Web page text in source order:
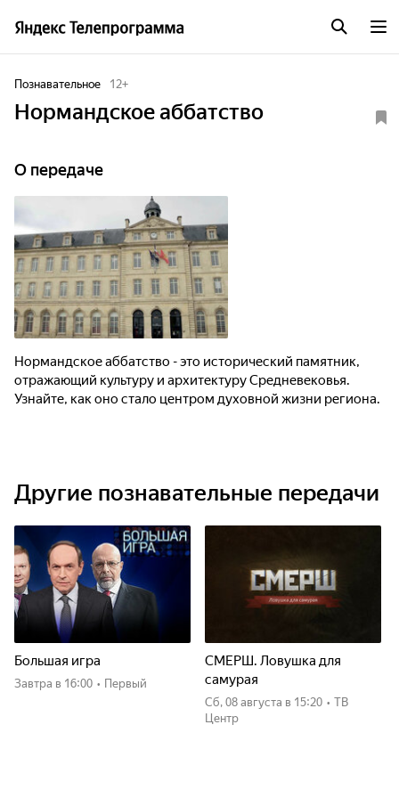
Познавательное 12+
Нормандское аббатство
О передаче
Нормандское аббатство - это исторический памятник,
отражающий культуру и архитектуру Средневековья.
Узнайте, как оно стало центром духовной жизни региона.
Другие познавательные передачи
Большая игра
Завтра в 16:00 • Первый
СМЕРШ. Ловушка для
самурая
сб, 08 августа в 15:20 • ТВ
Центр